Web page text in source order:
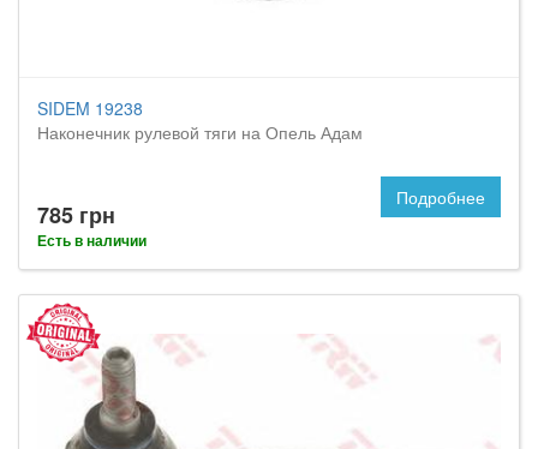
SIDEM 19238
Наконечник рулевой тяги на Опель Адам
785 грн
Есть в наличии
Подробнее